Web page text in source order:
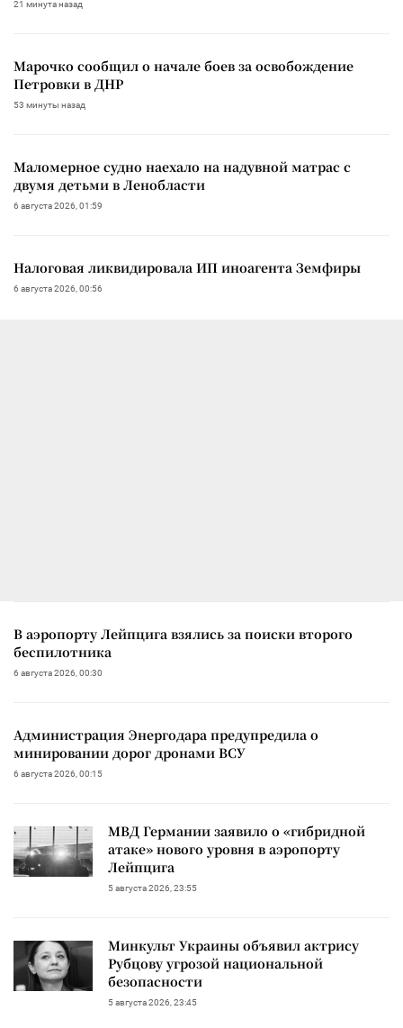
21 минута назад
Марочко сообщил о начале боев за освобождение
Петровки в ДНР
53 минуты назад
Маломерное судно наехало на надувной матрас с
двумя детьми в Ленобласти
6 августа 2026, 01:59
Налоговая ликвидировала ИП иноагента Земфиры
6 августа 2026, 00:56
В аэропорту Лейпцига взялись за поиски второго
беспилотника
6 августа 2026, 00:30
Администрация Энергодара предупредила о
минировании дорог дронами ВСУ
6 августа 2026, 00:15
МВД Германии заявило о «гибридной
атаке» нового уровня в аэропорту
Лейпцига
5 августа 2026, 23:55
Минкульт Украины объявил актрису
Рубцову угрозой национальной
безопасности
5 августа 2026, 23:45